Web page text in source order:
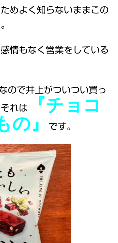
めよく知らないままこの
情もなく営業をしている
ので井上がついつい買っ
れは
『チョコ
の』
です。